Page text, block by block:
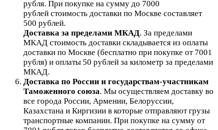
рубля. При покупке на сумму до 7000
рублей стоимость доставки по Москве составляет
500 рублей.
Доставка за пределами МКАД. За пределами
МКАД стоимость доставки складывается из оплаты
доставки по Москве (бесплатно при покупке от 7001
рубля) и оплаты 50 рублей за километр за пределами
МКАД.
Доставка по России и государствам-участникам
Таможенного союза. Мы осуществляем доставку во
все города России, Армении, Белоруссии,
Казахстана и Киргизии в которые отправляют грузы
транспортные компании. При покупке на сумму от